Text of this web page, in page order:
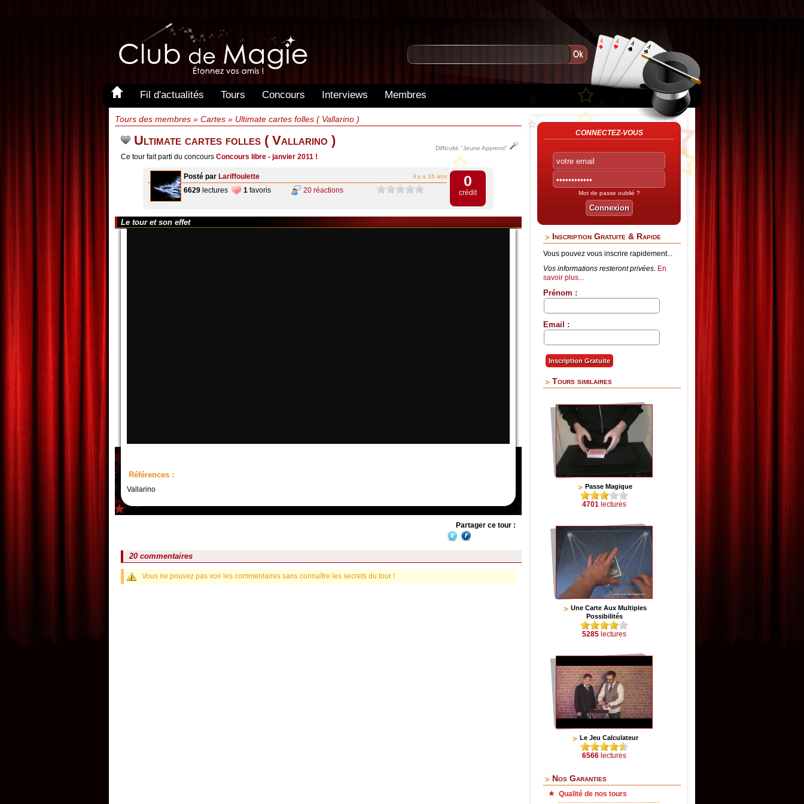
Fil d'actualités Tours Concours Interviews Membres
Tours des membres » Cartes » Ultimate cartes folles ( Vallarino )
Ultimate cartes folles ( Vallarino )
Difficulté "Jeune Apprenti"
Ce tour fait parti du concours Concours libre - janvier 2011 !
Posté par Lariffoulette il y a 16 ans
6629 lectures 1 favoris 20 réactions
0
crédit
Le tour et son effet
Références :
Vallarino
Partager ce tour :
20 commentaires
Vous ne pouvez pas voir les commentaires sans connaître les secrets du tour !
CONNECTEZ-VOUS
Mot de passe oublié ?
Inscription Gratuite & Rapide
Vous pouvez vous inscrire rapidement...
Vos informations resteront privées. En
savoir plus...
Prénom :
Email :
Tours similaires
Passe Magique
4701 lectures
Une Carte Aux Multiples
Possibilités
5285 lectures
Le Jeu Calculateur
6566 lectures
Nos Garanties
Qualité de nos tours